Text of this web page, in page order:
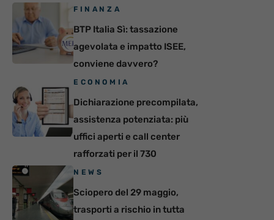
FINANZA
BTP Italia Sì: tassazione
agevolata e impatto ISEE,
conviene davvero?
ECONOMIA
Dichiarazione precompilata,
assistenza potenziata: più
uffici aperti e call center
rafforzati per il 730
NEWS
Sciopero del 29 maggio,
trasporti a rischio in tutta